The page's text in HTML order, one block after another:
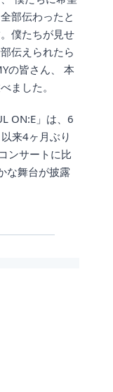
部伝わったと
僕たちが見せ
伝えられたら
の皆さん、 本
ました。
ON:E」は、6
来4ヶ月ぶり
ンサートに比
な舞台が披露